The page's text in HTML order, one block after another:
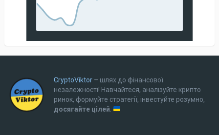
CryptoViktor– шлях до фінансової
незалежності! Навчайтеся, аналізуйте крипто
ринок, формуйте стратегії, інвестуйте розумно,
досягайте цілей